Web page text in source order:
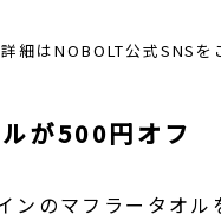
はNOBOLT公式SNSを
が500円オフ
のマフラータオル